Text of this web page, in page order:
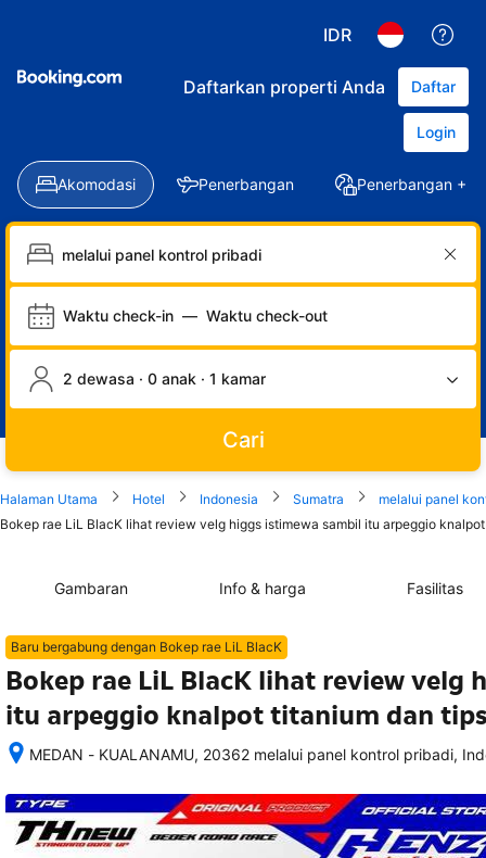
IDR
Daftarkan properti Anda Daftar
Login
Akomodasi Penerbangan Penerbangan +
Waktu check-in — Waktu check-out
2 dewasa · 0 anak · 1 kamar
Cari
Halaman Utama Hotel Indonesia Sumatra
melalui panel
Bokep rae LiL BlacK lihat review velg higgs istimewa sambil itu arpeggio
Gambaran Info & harga Fasilitas
Baru bergabung dengan Bokep rae LiL BlacK
Bokep rae LiL BlacK lihat review velg
itu arpeggio knalpot titanium dan tips
MEDAN - KUALANAMU, 20362 melalui panel kontrol pribadi,
memesan,
semua
rincian